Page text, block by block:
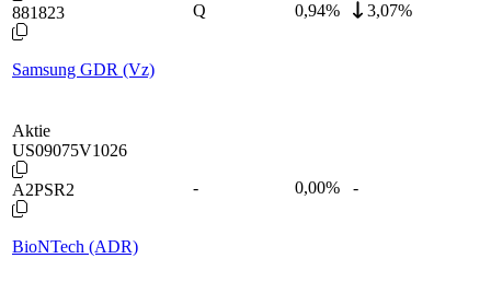
881823
Samsung GDR (Vz)
Q 0,94% 3,07%
Aktie
US09075V1026
A2PSR2
BioNTech (ADR)
- 0,00% -